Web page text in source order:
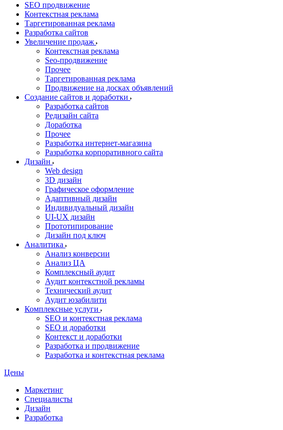
SEO продвижение
Контекстная реклама
Таргетированная реклама
Разработка сайтов
Увеличение продаж
Контекстная реклама
Seo-продвижение
Прочее
Таргетированная реклама
Продвижение на досках объявлений
Создание сайтов и доработки
Разработка сайтов
Редизайн сайта
Доработка
Прочее
Разработка интернет-магазина
Разработка корпоративного сайта
Дизайн
Web design
3D дизайн
Графическое оформление
Адаптивный дизайн
Индивидуальный дизайн
UI‑UX дизайн
Прототипирование
Дизайн под ключ
Аналитика
Анализ конверсии
Анализ ЦА
Комплексный аудит
Аудит контекстной рекламы
Технический аудит
Аудит юзабилити
Комплексные услуги
SEO и контекстная реклама
SEO и доработки
Контекст и доработки
Разработка и продвижение
Разработка и контекстная реклама
Цены
Маркетинг
Специалисты
Дизайн
Разработка